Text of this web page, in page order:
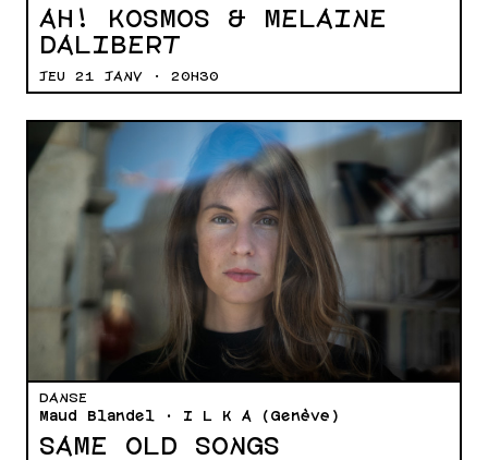
AH! KOSMOS & MELAINE
DALIBERT
JEU 21 JANV · 20H30
DANSE
Maud Blandel · I L K A (Genève)
SAME OLD SONGS